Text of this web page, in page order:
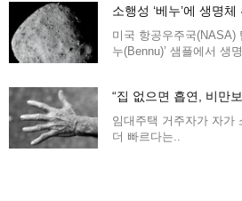
소행성 ‘베누’에 생명
미국 항공우주국(NASA)
누(Bennu)’ 샘플에서 생
“집 없으면 흡연, 비만
임대주택 거주자가 자가
더 빠르다는..